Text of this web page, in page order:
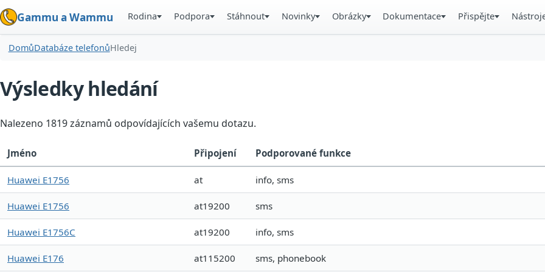
Gammu a Wammu Rodina Podpora Stáhnout Novinky Obrázky Dokumentace Přispějte
DomůDatabáze telefonůHledej
Výsledky hledání
Nalezeno 1819 záznamů odpovídajících vašemu dotazu.
Jméno Připojení Podporované funkce
Huawei E1756 at info, sms
Huawei E1756 at19200 sms
Huawei E1756C at19200 info, sms
Huawei E176 at115200 sms, phonebook